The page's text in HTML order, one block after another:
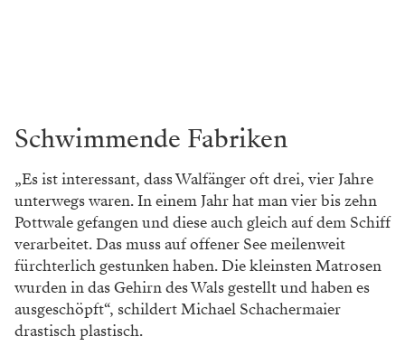
Schwimmende Fabriken
„Es ist interessant, dass Walfänger oft drei, vier Jahre
unterwegs waren. In einem Jahr hat man vier bis zehn
Pottwale gefangen und diese auch gleich auf dem Schiff
verarbeitet. Das muss auf offener See meilenweit
fürchterlich gestunken haben. Die kleinsten Matrosen
wurden in das Gehirn des Wals gestellt und haben es
ausgeschöpft“, schildert Michael Schachermaier
drastisch plastisch.